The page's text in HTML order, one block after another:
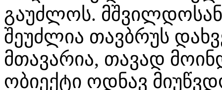
გაუძლოს.
შეუძლია თავბრუს
მთავარია, თავად
ობიექტი ოდნავ